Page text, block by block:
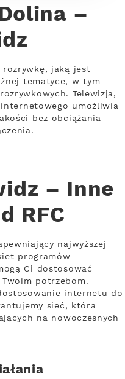
–
rozrywkę, jaką jest
tematyce, w tym
Telewizja,
internetowego umożliwia
bez obciążania
– Inne
RFC
najwyższej
programów
Ci dostosować
potrzebom.
internetu do
sieć, która
na nowoczesnych